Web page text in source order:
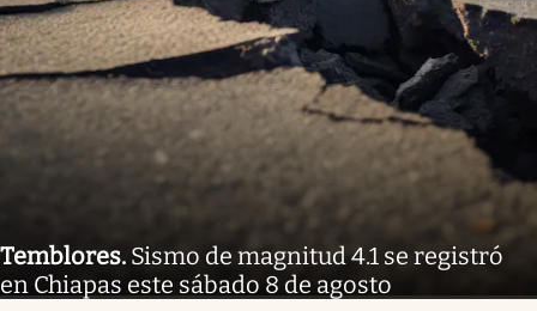
Temblores. Sismo de magnitud 4.1 se registró
en Chiapas este sábado 8 de agosto